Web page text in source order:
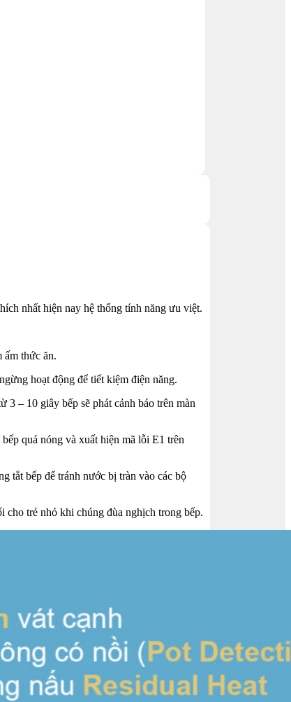
nhất hiện nay hệ thống tính năng ưu việt.
ấm thức ăn.
hoạt động để tiết kiệm điện năng.
– 10 giây bếp sẽ phát cảnh báo trên màn
quá nóng và xuất hiện mã lỗi E1 trên
tắt bếp để tránh nước bị tràn vào các bộ
cho trẻ nhỏ khi chúng đùa nghịch trong bếp.